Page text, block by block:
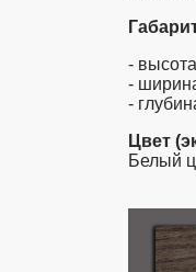
-
-
-
Цвет
Белый